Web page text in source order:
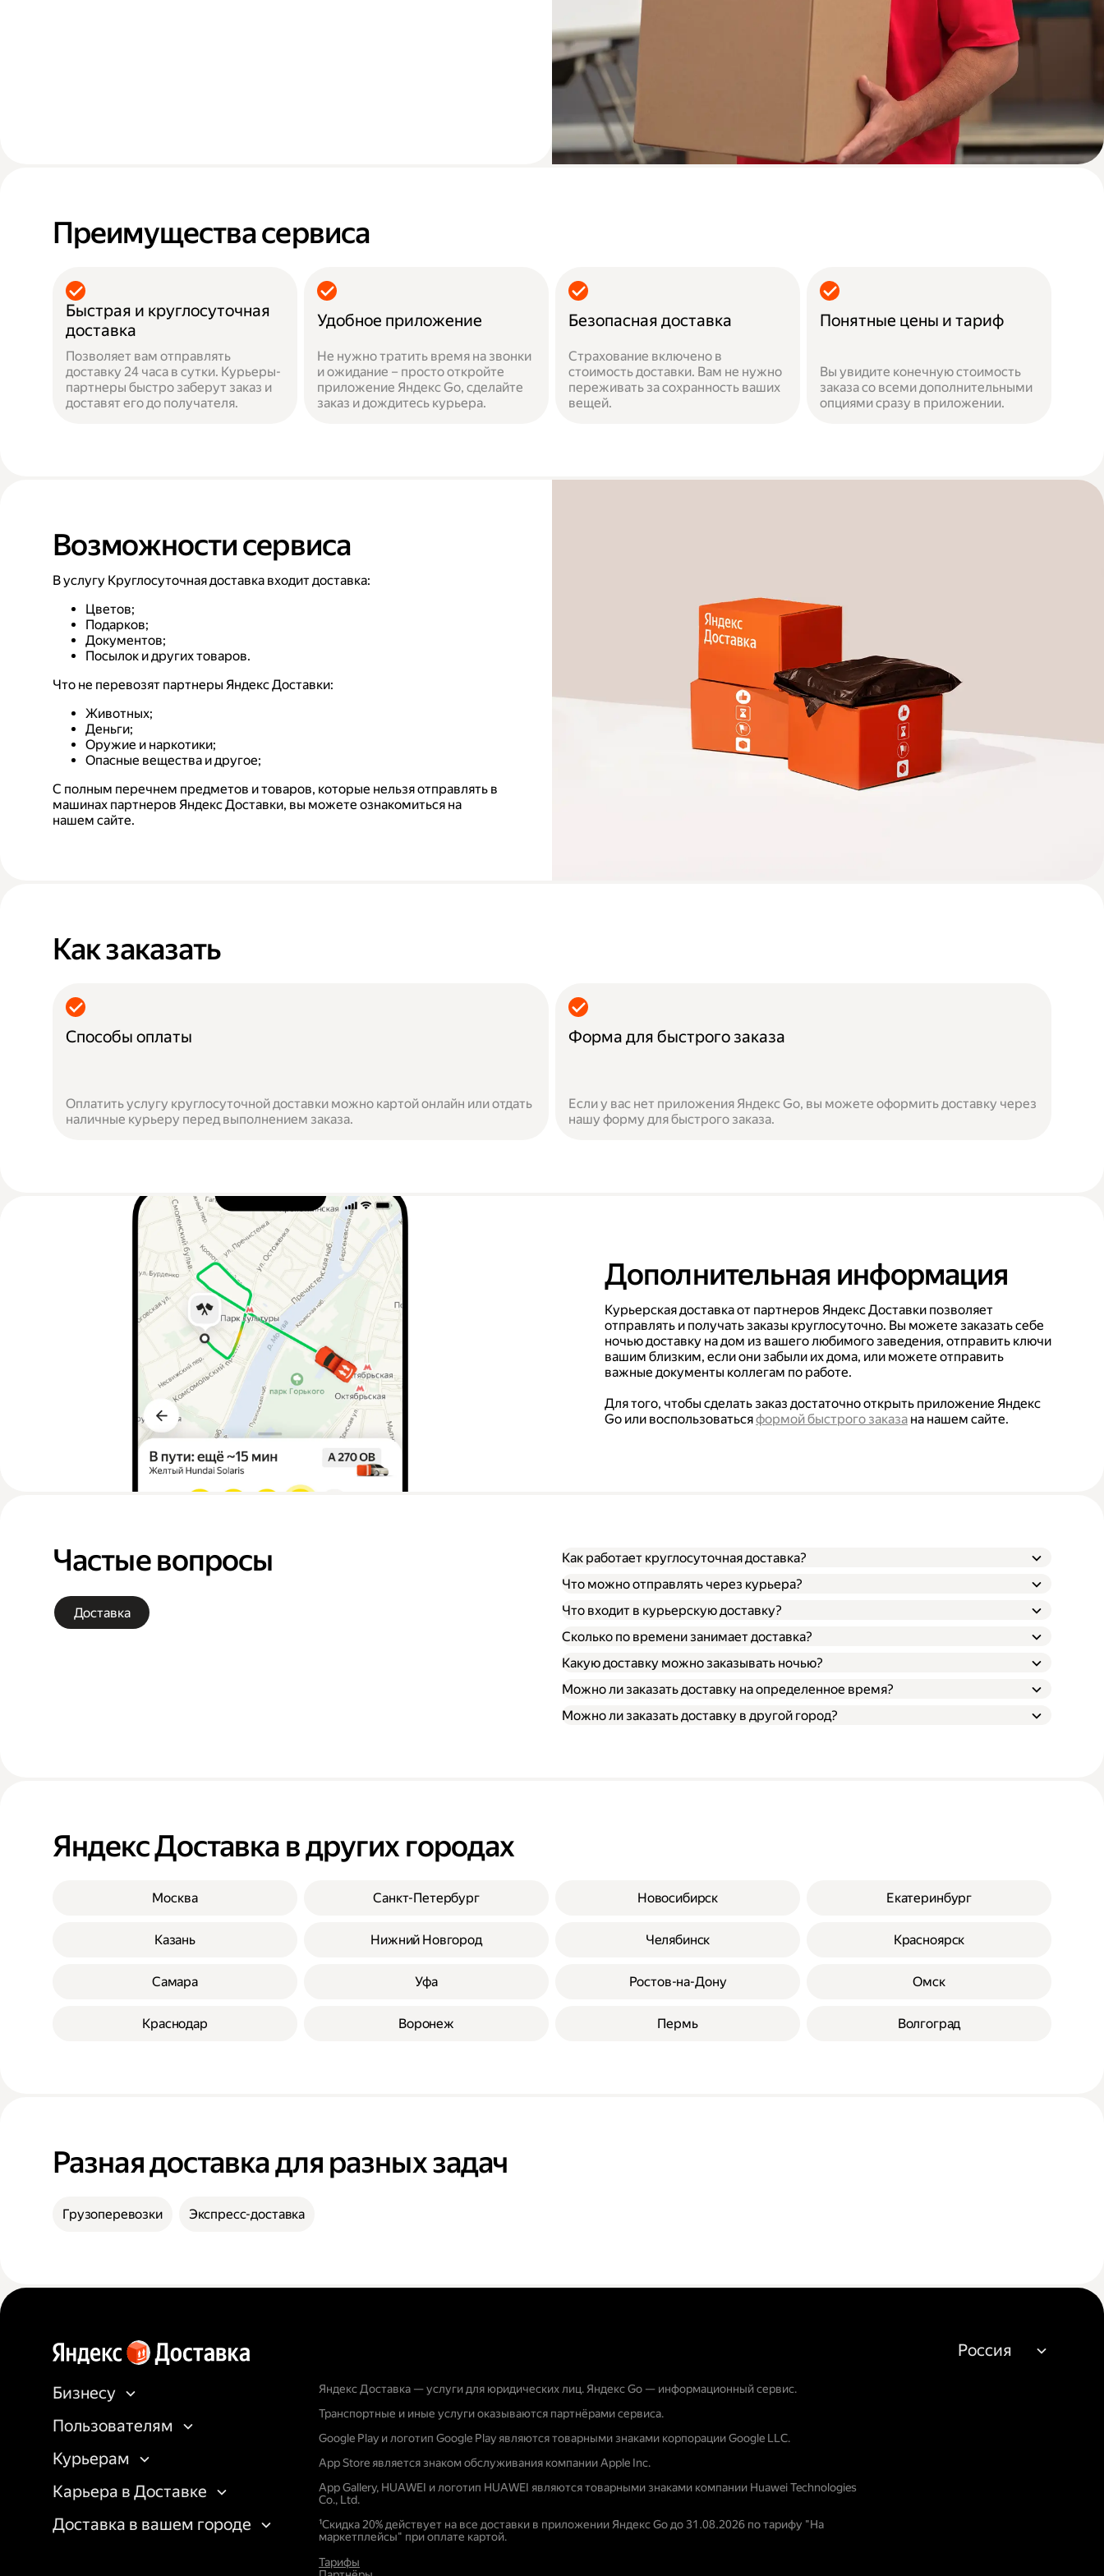
Преимущества сервиса
Быстрая и круглосуточная
доставка
Позволяет вам отправлять
доставку 24 часа в сутки. Курьеры-
партнеры быстро заберут заказ и
доставят его до получателя.
Удобное приложение
Не нужно тратить время на звонки
и ожидание – просто откройте
приложение Яндекс Go, сделайте
заказ и дождитесь курьера.
Безопасная доставка
Страхование включено в
стоимость доставки. Вам не нужно
переживать за сохранность ваших
вещей.
Понятные цены и тариф
Вы увидите конечную стоимость
заказа со всеми дополнительными
опциями сразу в приложении.
Возможности сервиса
В услугу Круглосуточная доставка входит доставка:
Цветов;
Подарков;
Документов;
Посылок и других товаров.
Что не перевозят партнеры Яндекс Доставки:
Животных;
Деньги;
Оружие и наркотики;
Опасные вещества и другое;
С полным перечнем предметов и товаров, которые нельзя отправлять в
машинах партнеров Яндекс Доставки, вы можете ознакомиться на
нашем сайте.
Как заказать
Способы оплаты
Оплатить услугу круглосуточной доставки можно картой онлайн или отдать
наличные курьеру перед выполнением заказа.
Форма для быстрого заказа
Если у вас нет приложения Яндекс Go, вы можете оформить доставку через
нашу форму для быстрого заказа.
Дополнительная информация
Курьерская доставка от партнеров Яндекс Доставки позволяет
отправлять и получать заказы круглосуточно. Вы можете заказать себе
ночью доставку на дом из вашего любимого заведения, отправить ключи
вашим близким, если они забыли их дома, или можете отправить
важные документы коллегам по работе.
Для того, чтобы сделать заказ достаточно открыть приложение Яндекс
Go или воспользоватьсяформой быстрого заказа на нашем сайте.
Частые вопросы
Доставка
Как работает круглосуточная доставка?
Что можно отправлять через курьера?
Что входит в курьерскую доставку?
Сколько по времени занимает доставка?
Какую доставку можно заказывать ночью?
Можно ли заказать доставку на определенное время?
Можно ли заказать доставку в другой город?
Яндекс Доставка в других городах
Москва Санкт-Петербург Новосибирск Екатеринбург
Казань Нижний Новгород Челябинск Красноярск
Самара Уфа Ростов-на-Дону Омск
Краснодар Воронеж Пермь Волгоград
Разная доставка для разных задач
Грузоперевозки Экспресс-доставка
Бизнесу
Пользователям
Курьерам
Карьера в Доставке
Доставка в вашем городе
Яндекс Доставка — услуги для юридических лиц. Яндекс Go — информационный сервис.
Транспортные и иные услуги оказываются партнёрами сервиса.
Google Play и логотип Google Play являются товарными знаками корпорации Google LLC.
App Store является знаком обслуживания компании Apple Inc.
App Gallery, HUAWEI и логотип HUAWEI являются товарными знаками компании Huawei Technologies
Co., Ltd.
¹Скидка 20% действует на все доставки в приложении Яндекс Go до 31.08.2026 по тарифу "На
маркетплейсы" при оплате картой.
Тарифы
Россия